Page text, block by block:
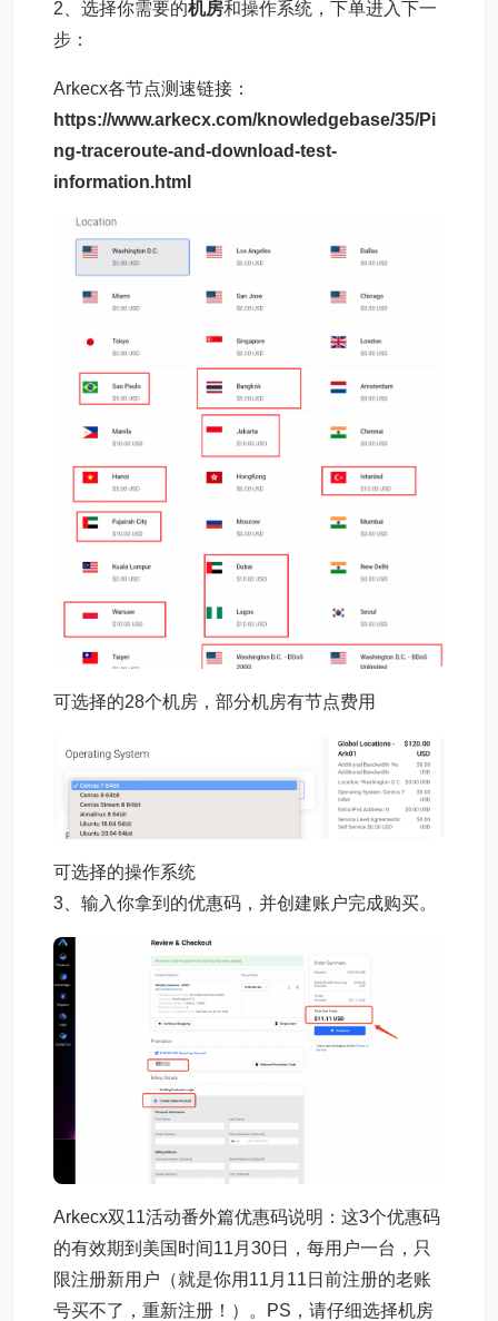
2、选择你需要的机房和操作系统，下单进入下一
步：
Arkecx各节点测速链接：
https://www.arkecx.com/knowledgebase/35/Pi
ng-traceroute-and-download-test-
information.html
可选择的28个机房，部分机房有节点费用
可选择的操作系统
3、输入你拿到的优惠码，并创建账户完成购买。
Arkecx双11活动番外篇优惠码说明：这3个优惠码
的有效期到美国时间11月30日，每用户一台，只
限注册新用户（就是你用11月11日前注册的老账
号买不了，重新注册！）。PS，请仔细选择机房